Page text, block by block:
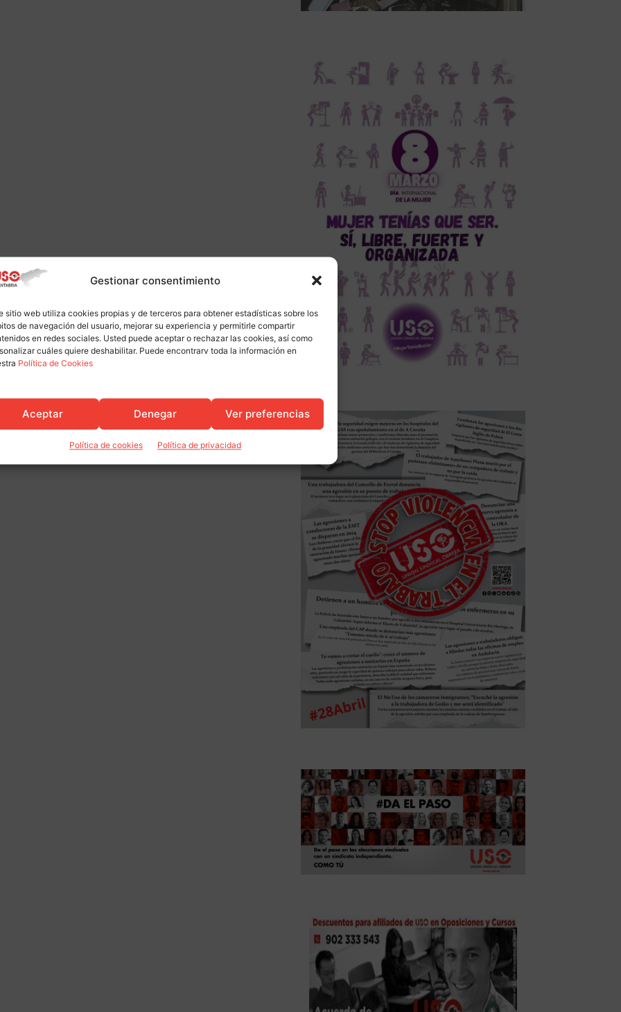
Gestionar consentimiento
sitio web utiliza cookies propias y de terceros para obtener estadísticas sobre los
de navegación del usuario, mejorar su experiencia y permitirle compartir
en redes sociales. Usted puede aceptar o rechazar las cookies, así como
cuáles quiere deshabilitar. Puede encontrarv toda la información en
Política de Cookies
Aceptar Denegar Ver preferencias
Política de cookies Política de privacidad